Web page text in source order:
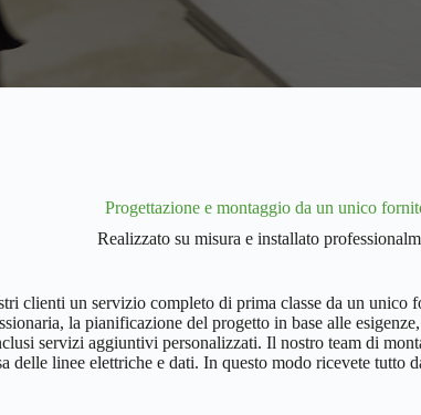
Realizzato su misura e installato
clienti un servizio completo di prima classe da un unico
la pianificazione del progetto in base alle
servizi aggiuntivi personalizzati. Il nostro team di
delle linee elettriche e dati. In questo modo ricevete
Progettazione e montaggio da un unico